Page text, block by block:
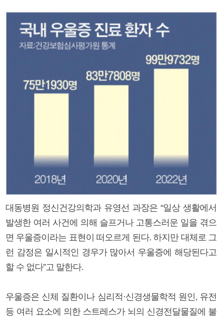
대동병원 정신건강의학과 유영선 과장은 “일상 생활에서
발생한 여러 사건에 의해 슬프거나 고통스러운 일을 겪으
면 우울증이라는 표현이 떠오르게 된다. 하지만 대체로 그
런 감정은 일시적인 경우가 많아서 우울증에 해당된다고
할 수 없다”고 말한다.
우울증은 신체 질환이나 심리적·신경생물학적 원인, 유전
등 여러 요소에 의한 스트레스가 뇌의 신경전달물질에 불